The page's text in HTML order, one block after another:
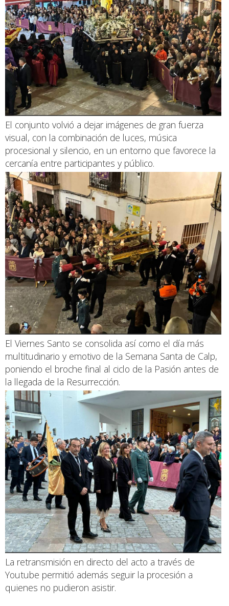
El conjunto volvió a dejar imágenes de gran fuerza
visual, con la combinación de luces, música
procesional y silencio, en un entorno que favorece la
cercanía entre participantes y público.
El Viernes Santo se consolida así como el día más
multitudinario y emotivo de la Semana Santa de Calp,
poniendo el broche final al ciclo de la Pasión antes de
la llegada de la Resurrección.
La retransmisión en directo del acto a través de
Youtube permitió además seguir la procesión a
quienes no pudieron asistir.